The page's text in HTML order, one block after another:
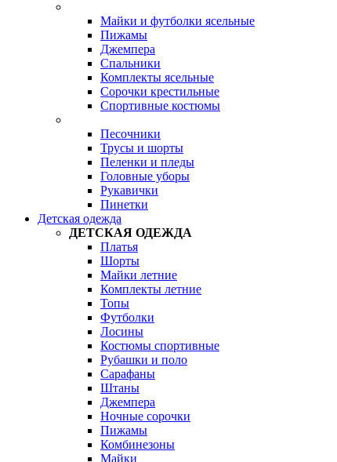
Майки и футболки ясельные
Пижамы
Джемпера
Спальники
Комплекты ясельные
Сорочки крестильные
Спортивные костюмы
Песочники
Трусы и шорты
Пеленки и пледы
Головные уборы
Рукавички
Пинетки
Детская одежда
ДЕТСКАЯ ОДЕЖДА
Платья
Шорты
Майки летние
Комплекты летние
Топы
Футболки
Лосины
Костюмы спортивные
Рубашки и поло
Сарафаны
Штаны
Джемпера
Ночные сорочки
Пижамы
Комбинезоны
Майки